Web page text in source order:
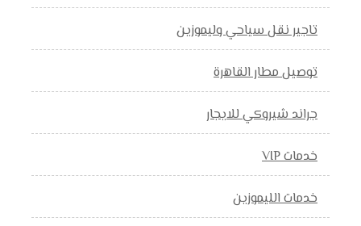
تاجير نقل سياحي وليموزين
توصيل مطار القاهرة
جراند شيروكي للايجار
خدمات VIP
خدمات الليموزين